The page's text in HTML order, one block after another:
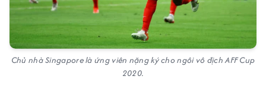
Chủ nhà Singapore là ứng viên nặng ký cho ngôi vô địch AFF Cup
2020.